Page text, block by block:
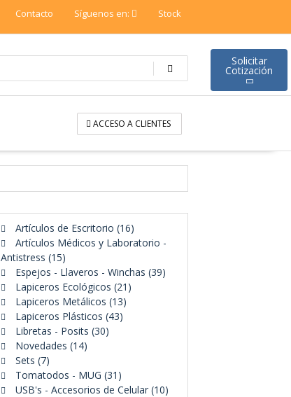
Contacto Síguenos en: Stock
ACCESO A CLIENTES
Artículos de Escritorio 1616
productos
Artículos Médicos y Laboratorio -
Antistress 1515
productos
Espejos - Llaveros - Winchas 3939
Lapiceros Ecológicos 21 21
Lapiceros Metálicos 1313
Lapiceros Plásticos 4343
Libretas - Posits 3030
Novedades 1414
Sets 77
productos
Tomatodos - MUG 31 31
productos
USB's - Accesorios de Celular 1010
Solicitar
Cotización